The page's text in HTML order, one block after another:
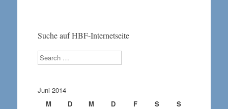
Suche auf HBF-Internetseite
Search
Juni 2014
M
D M D F S
S